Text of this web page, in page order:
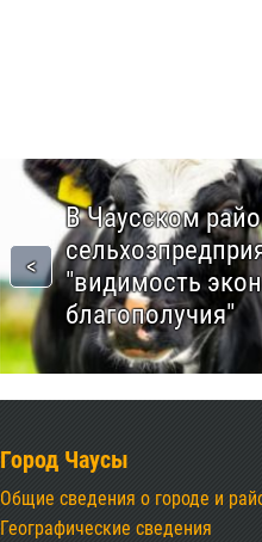
В Чаусском
"видимость
благополучия"
Город Чаусы
Общие сведения о городе и
Географические сведения